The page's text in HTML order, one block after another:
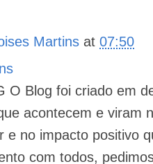
Martins at07:50
O Blog foi criado em
acontecem e viram
e no impacto positivo
com todos,